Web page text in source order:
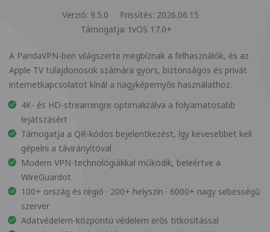
Verzió: 9.5.0
Frissítés: 2026.06.15
Támogatja: tvOS 17.0+
A PandaVPN-ben világszerte megbíznak a felhasználók, és az
Apple TV tulajdonosok számára gyors, biztonságos és privát
internetkapcsolatot kínál a nagyképernyős használathoz.
4K- és HD-streamingre optimalizálva a folyamatosabb
lejátszásért
Támogatja a QR-kódos bejelentkezést, így kevesebbet kell
gépelni a távirányítóval
Modern VPN-technológiákkal működik, beleértve a
WireGuardot
100+ ország és régió · 200+ helyszín · 6000+ nagy sebességű
szerver
Adatvédelem-központú védelem erős titkosítással